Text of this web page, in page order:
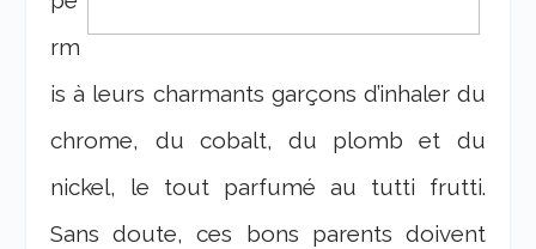
rm
is à leurs charmants garçons d’inhaler du
chrome, du cobalt, du plomb et du
nickel, le tout parfumé au tutti frutti.
Sans doute, ces bons parents doivent